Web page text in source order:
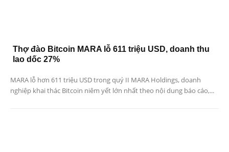
Thợ đào Bitcoin MARA lỗ 611 triệu USD, doanh thu
lao dốc 27%
MARA lỗ hơn 611 triệu USD trong quý II MARA Holdings, doanh
nghiệp khai thác Bitcoin niêm yết lớn nhất theo nội dung báo cáo,...